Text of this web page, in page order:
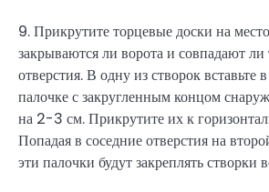
9. Прикрутите торцевые доски на
закрываются ли ворота и совпадают
отверстия. В одну из створок вставьте
палочке с закругленным концом
на 2-3 см. Прикрутите их к
Попадая в соседние отверстия на
эти палочки будут закреплять створки